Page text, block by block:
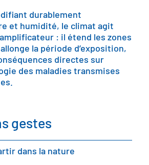
durablement
et humidité, le climat agit
: il étend les zones
la période d’exposition,
directes sur
des maladies transmises
gestes
dans la nature